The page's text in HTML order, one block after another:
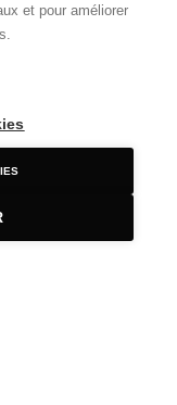
et pour améliorer
à Saint-Jorioz